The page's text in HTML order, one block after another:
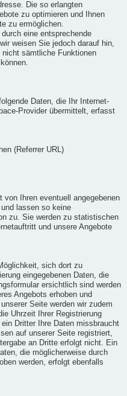
Die so erlangten
zu optimieren und Ihnen
zu ermöglichen.
eine entsprechende
weisen Sie jedoch darauf hin,
sämtliche Funktionen
Daten, die Ihr Internet-
Provider übermittelt, erfasst
(Referrer URL)
von Ihren eventuell angegebenen
lassen so keine
zu. Sie werden zu statistischen
und unsere Angebote
sich dort zu
eingegebenen Daten, die
ersichtlich sind werden
Angebots erhoben und
Seite werden wir zudem
Uhrzeit Ihrer Registrierung
Dritter Ihre Daten missbraucht
auf unserer Seite registriert,
an Dritte erfolgt nicht. Ein
die möglicherweise durch
werden, erfolgt ebenfalls